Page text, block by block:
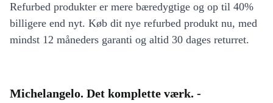
Refurbed produkter er mere bæredygtige og op til 40%
billigere end nyt. Køb dit nye refurbed produkt nu, med
mindst 12 måneders garanti og altid 30 dages returret.
Michelangelo. Det komplette værk. -